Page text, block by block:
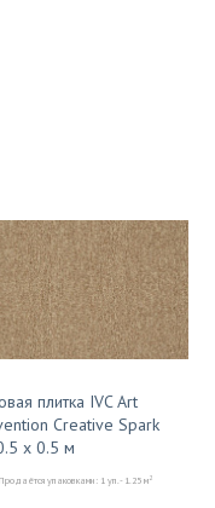
плитка IVC Art
Creative Spark
x 0.5 м
Продаётся упаковками: 1 уп. - 1.25 м2